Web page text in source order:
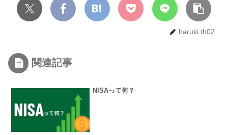
haruki.th02
関連記事
NISAって何？